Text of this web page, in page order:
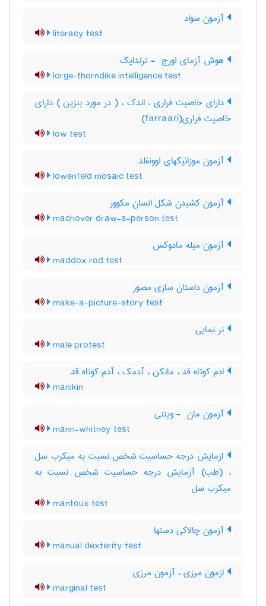
آزمون سواد
literacy test
هوش آزمای لورج ‎ - ترندایک
lorge-thorndike intelligence test
دارای خاصیت فراری ، اندک ، ( در مورد بنزین ) دارای
خاصیت فراری(farraari)
low test
آزمون موزائیکهای لوونفلد
lowenfeld mosaic test
آزمون کشیدن شکل انسان مکوور
machover draw-a-person test
آزمون میله مادوکس
maddox rod test
آزمون داستان سازی مصور
make-a-picture-story test
نر نمایی
male protest
ادم کوتاه قد ، مانکن ، آدمک ، آدم کوتاه قد
manikin
آزمون مان ‎ - ویتنی
mann-whitney test
ازمایش درجه حساسیت شخص نسبت به میکرب سل
، (طب) آزمایش درجه حساسیت شخص نسبت به
میکرب سل
mantoux test
آزمون چالاکی دستها
manual dexterity test
ازمون مرزی ، آزمون مرزی
marginal test